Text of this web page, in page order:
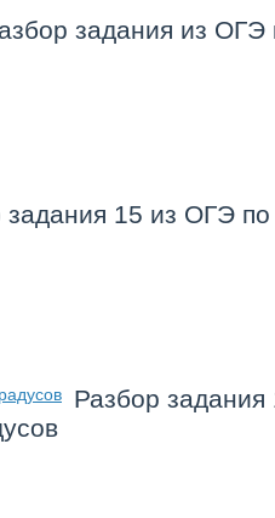
задания из ОГЭ
задания 15 из ОГЭ
Разбор